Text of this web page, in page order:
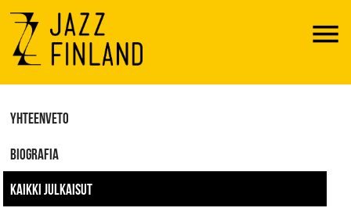
Menu
YHTEENVETO
BIOGRAFIA
KAIKKI JULKAISUT